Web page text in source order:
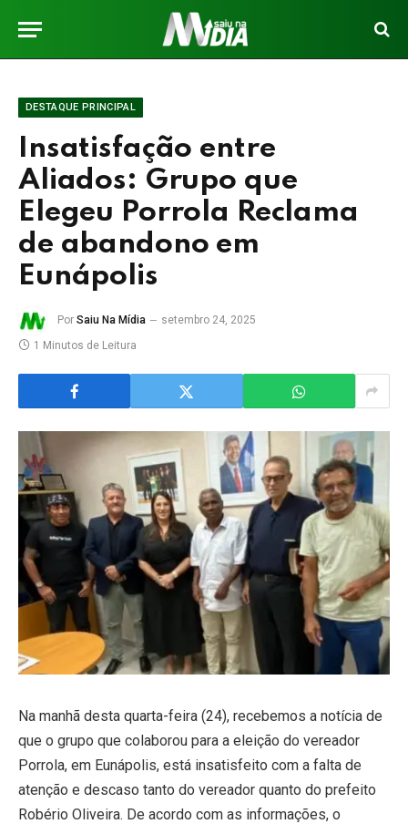
DESTAQUE PRINCIPAL
Insatisfação entre
Aliados: Grupo que
Elegeu Porrola Reclama
de abandono em
Eunápolis
Por Saiu Na Mídia
setembro 24, 2025
1 Minutos de Leitura
Na manhã desta quarta-feira (24), recebemos a notícia de
que o grupo que colaborou para a eleição do vereador
Porrola, em Eunápolis, está insatisfeito com a falta de
atenção e descaso tanto do vereador quanto do prefeito
Robério Oliveira. De acordo com as informações, o